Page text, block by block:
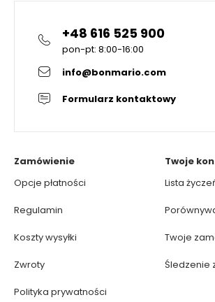
+48 616 525 900
pon-pt: 8:00-16:00
info@bonmario.com
Formularz kontaktowy
Zamówienie
Opcje płatności
Regulamin
Koszty wysyłki
Zwroty
Polityka prywatności
Twoje
Lista
Twoje
Śledzenie